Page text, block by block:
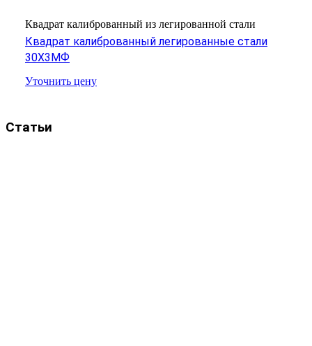
Квадрат калиброванный из легированной стали
Квадрат калиброванный легированные стали
30Х3МФ
Уточнить цену
Статьи